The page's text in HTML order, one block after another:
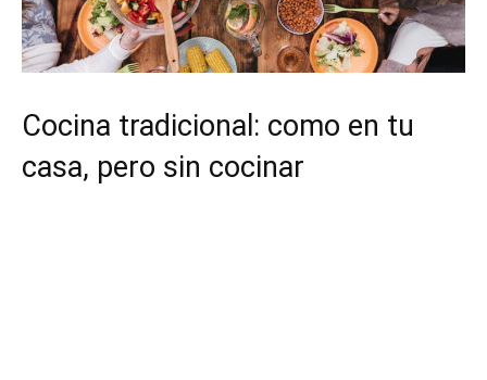
Cocina tradicional: como en tu
casa, pero sin cocinar